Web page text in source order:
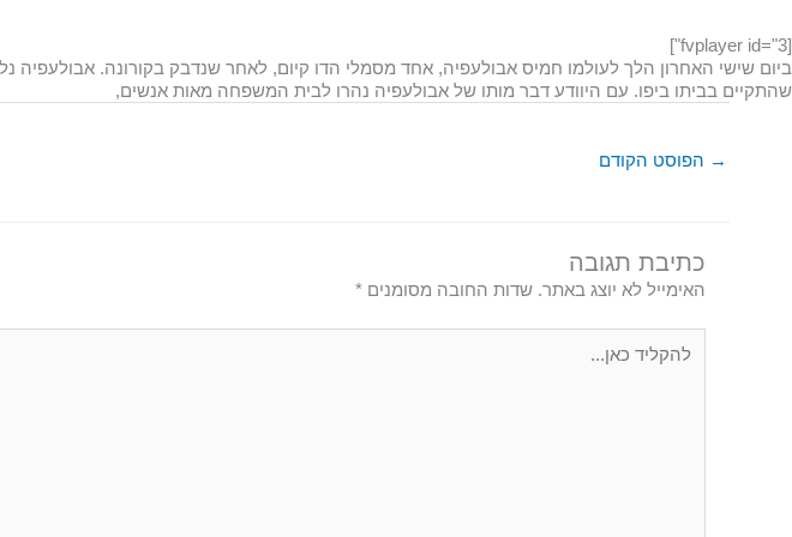
[fvplayer id="3"]
ביום שישי האחרון הלך לעולמו חמיס אבולעפיה, אחד מסמלי הדו קיום, לאחר שנדבק בקורונה.
שהתקיים בביתו ביפו. עם היוודע דבר מותו של אבולעפיה נהרו לבית המשפחה מאות אנשים,
→ הפוסט הקודם
כתיבת תגובה
האימייל לא יוצג באתר. שדות החובה מסומנים *
כאן...